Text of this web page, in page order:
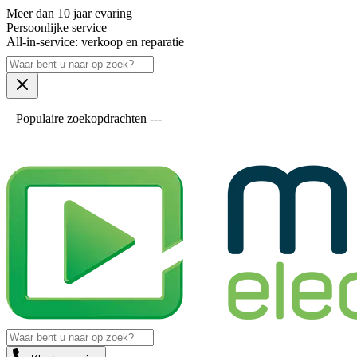
Meer dan 10 jaar evaring
Persoonlijke service
All-in-service: verkoop en reparatie
Populaire zoekopdrachten ---